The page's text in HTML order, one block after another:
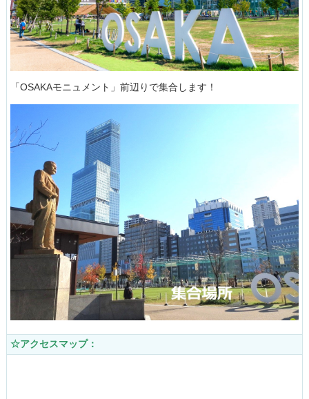
「OSAKAモニュメント」前辺りで集合します！
☆アクセスマップ：